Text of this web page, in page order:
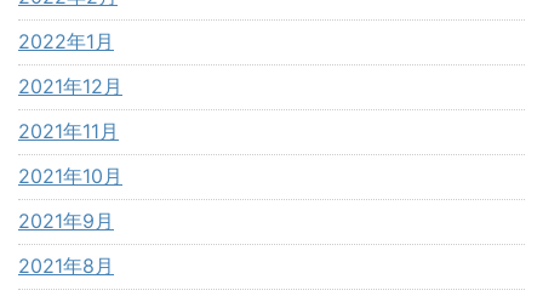
2022年1月
2021年12月
2021年11月
2021年10月
2021年9月
2021年8月